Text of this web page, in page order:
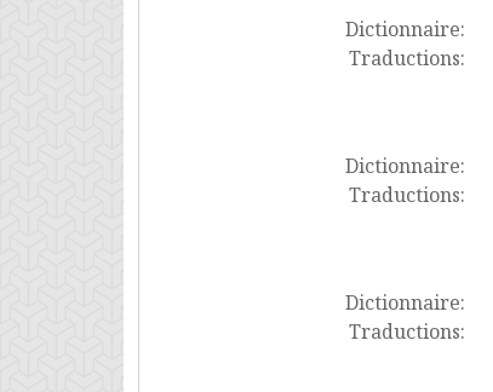
Dictionnaire:
Traductions:
Dictionnaire:
Traductions:
Dictionnaire:
Traductions: